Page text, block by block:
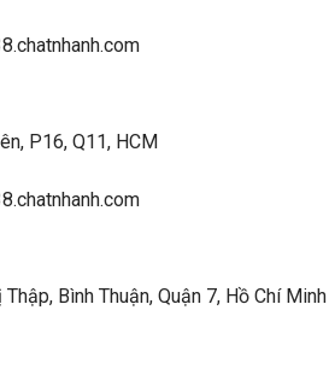
P16, Q11, HCM
Bình Thuận, Quận 7, Hồ Chí Minh